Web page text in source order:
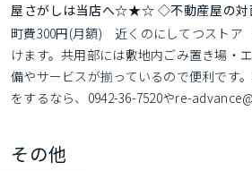
屋さがしは当店へ☆★☆ ◇不動産屋の対
町費300円(月額)　近くのにしてつストア
けます。共用部には敷地内ごみ置き場・
備やサービスが揃っているので便利です
をするなら、0942-36-7520やre-
その他